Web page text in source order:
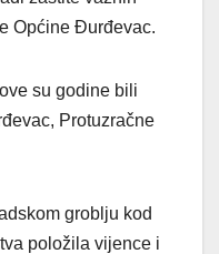
Općine Đurđevac.
su godine bili
Protuzračne
groblju kod
položila vijence i